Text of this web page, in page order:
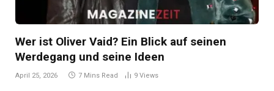
Wer ist Oliver Vaid? Ein Blick auf seinen
Werdegang und seine Ideen
April 25, 2026 7 Mins Read 9 Views